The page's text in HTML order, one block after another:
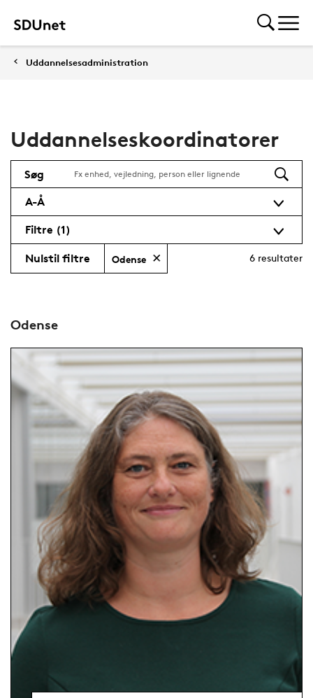
Uddannelsesadministration
Uddannelseskoordinatorer
Filtre (1)
A-Å
Søg
6 resultater
Nulstil filtre Odense
Odense